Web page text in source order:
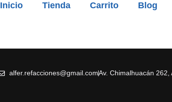
Inicio Tienda Carrito Blog
alfer.refacciones@gmail.comAv. Chimalhuacán